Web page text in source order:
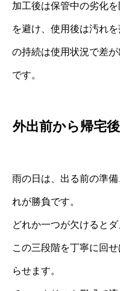
加工後は保管中の劣化
を避け、使用後は汚れ
の持続は使用状況で差
です。
外出前から帰宅
雨の日は、出る前の準
れが勝負です。
どれか一つが欠けると
この三段階を丁寧に回
らせます。